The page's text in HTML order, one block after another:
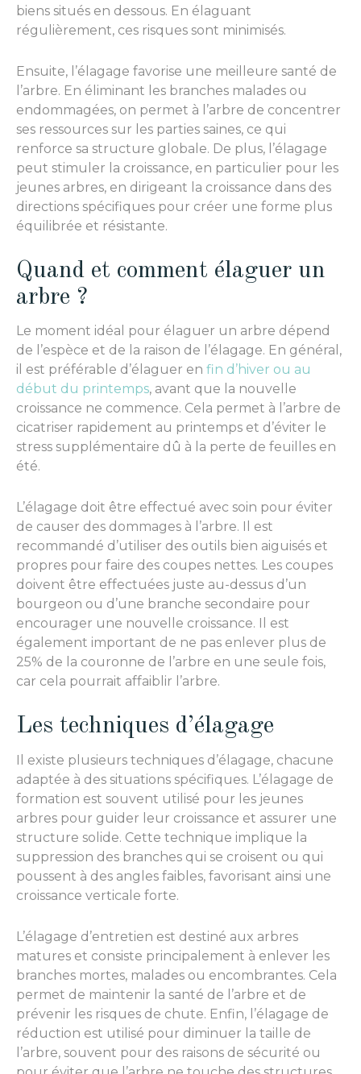
biens situés en dessous. En élaguant
régulièrement, ces risques sont minimisés.
Ensuite, l’élagage favorise une meilleure santé de
l’arbre. En éliminant les branches malades ou
endommagées, on permet à l’arbre de concentrer
ses ressources sur les parties saines, ce qui
renforce sa structure globale. De plus, l’élagage
peut stimuler la croissance, en particulier pour les
jeunes arbres, en dirigeant la croissance dans des
directions spécifiques pour créer une forme plus
équilibrée et résistante.
Quand et comment élaguer un
arbre ?
Le moment idéal pour élaguer un arbre dépend
de l’espèce et de la raison de l’élagage. En général,
il est préférable d’élaguer en fin d’hiver ou au
début du printemps, avant que la nouvelle
croissance ne commence. Cela permet à l’arbre de
cicatriser rapidement au printemps et d’éviter le
stress supplémentaire dû à la perte de feuilles en
été.
L’élagage doit être effectué avec soin pour éviter
de causer des dommages à l’arbre. Il est
recommandé d’utiliser des outils bien aiguisés et
propres pour faire des coupes nettes. Les coupes
doivent être effectuées juste au-dessus d’un
bourgeon ou d’une branche secondaire pour
encourager une nouvelle croissance. Il est
également important de ne pas enlever plus de
25% de la couronne de l’arbre en une seule fois,
car cela pourrait affaiblir l’arbre.
Les techniques d’élagage
Il existe plusieurs techniques d’élagage, chacune
adaptée à des situations spécifiques. L’élagage de
formation est souvent utilisé pour les jeunes
arbres pour guider leur croissance et assurer une
structure solide. Cette technique implique la
suppression des branches qui se croisent ou qui
poussent à des angles faibles, favorisant ainsi une
croissance verticale forte.
L’élagage d’entretien est destiné aux arbres
matures et consiste principalement à enlever les
branches mortes, malades ou encombrantes. Cela
permet de maintenir la santé de l’arbre et de
prévenir les risques de chute. Enfin, l’élagage de
réduction est utilisé pour diminuer la taille de
l’arbre, souvent pour des raisons de sécurité ou